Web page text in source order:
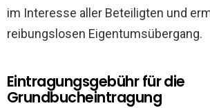
im Interesse aller Beteiligten und
reibungslosen Eigentumsübergang.
Eintragungsgebühr für die
Grundbucheintragung